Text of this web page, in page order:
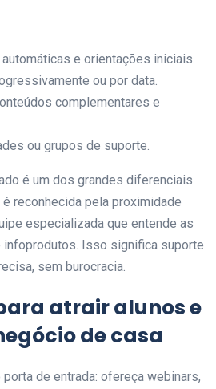
e orientações iniciais.
ou por data.
complementares e
ou grupos de suporte.
é um dos grandes diferenciais
é reconhecida pela proximidade
especializada que entende as
infoprodutos. Isso significa suporte
sem burocracia.
atrair alunos e
de casa
de entrada: ofereça webinars,